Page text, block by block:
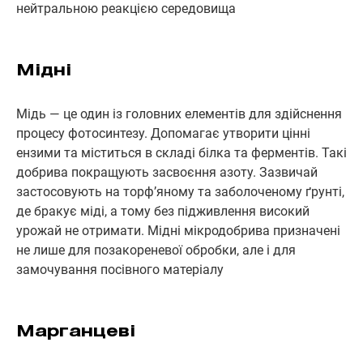
нейтральною реакцією середовища
Мідні
Мідь — це один із головних елементів для здійснення
процесу фотосинтезу. Допомагає утворити цінні
ензими та міститься в складі білка та ферментів. Такі
добрива покращують засвоєння азоту. Зазвичай
застосовують на торф’яному та заболоченому ґрунті,
де бракує міді, а тому без підживлення високий
урожай не отримати. Мідні мікродобрива призначені
не лише для позакореневої обробки, але і для
замочування посівного матеріалу
Марганцеві